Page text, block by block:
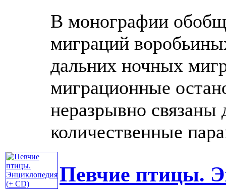
В монографии
миграций
дальних ночных
миграционные
неразрывно
количественные
Певчие птицы.